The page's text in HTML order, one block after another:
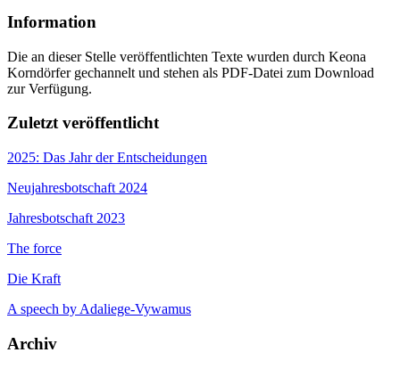
Information
Die an dieser Stelle veröffentlichten Texte wurden durch Keona
Korndörfer gechannelt und stehen als PDF-Datei zum Download
zur Verfügung.
Zuletzt veröffentlicht
2025: Das Jahr der Entscheidungen
Neujahresbotschaft 2024
Jahresbotschaft 2023
The force
Die Kraft
A speech by Adaliege-Vywamus
Archiv